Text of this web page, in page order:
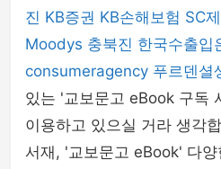
진 KB증권 KB손해보험 SC
Moodys 충북진 한국수출입
consumeragency 푸르덴셜
있는 '교보문고 eBook 구독
이용하고 있으실 거라 생각
서재, '교보문고 eBook' 다